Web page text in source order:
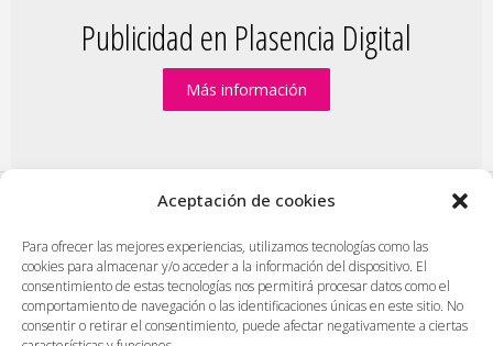
Aceptación de cookies
Para ofrecer las mejores experiencias, utilizamos tecnologías como las
cookies para almacenar y/o acceder a la información del dispositivo. El
consentimiento de estas tecnologías nos permitirá procesar datos como el
comportamiento de navegación o las identificaciones únicas en este sitio. No
consentir o retirar el consentimiento, puede afectar negativamente a ciertas
Publicidad en Plasencia Digital
Más información
PlasenciaDigital.com | Formulario de contacto
Publicidad en Plasencia Digital
|
Política de cookies (UE)
| Protección de datos
|
Aviso legal
| Diseño web en Plasencia